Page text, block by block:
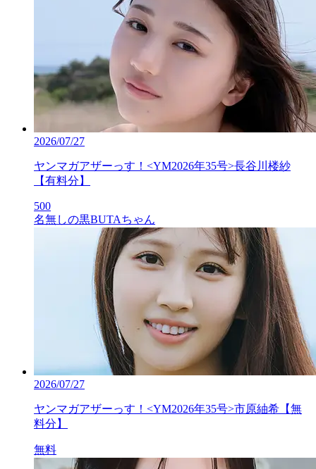
2026/07/27
ヤンマガアザーっす！<YM2026年35号>長谷川楼紗
【有料分】
500
名無しの黒BUTAちゃん
2026/07/27
ヤンマガアザーっす！<YM2026年35号>市原紬希【無
料分】
無料